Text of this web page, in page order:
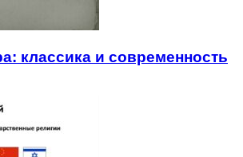
классика и современность